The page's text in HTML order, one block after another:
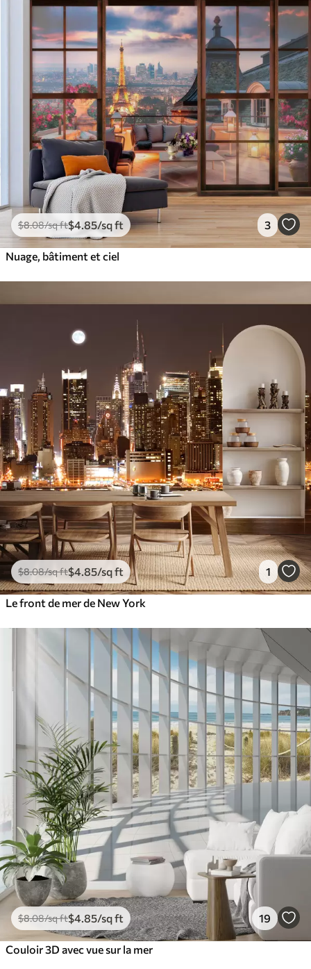
$8.08/sq ft$4.85/sq ft 3
Nuage, bâtiment et ciel
$8.08/sq ft$4.85/sq ft 1
Le front de mer de New York
$8.08/sq ft$4.85/sq ft 19
Couloir 3D avec vue sur la mer